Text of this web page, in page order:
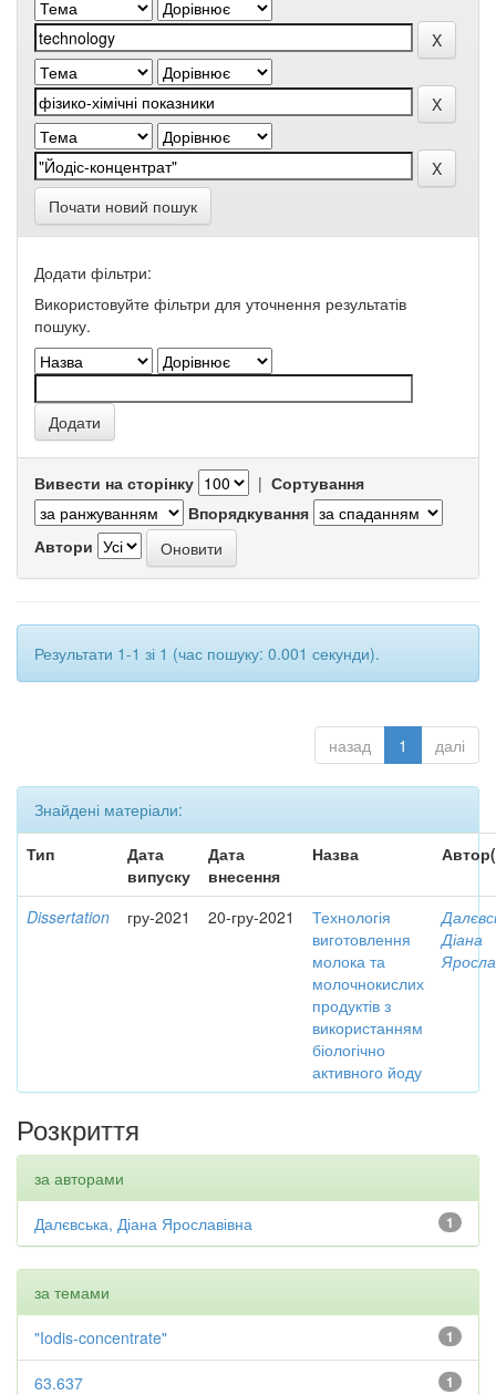
Почати новий пошук
Додати фільтри:
Використовуйте фільтри для уточнення результатів
пошуку.
Вивести на сторінку | Сортування
Впорядкування
Автори
Результати 1-1 зі 1 (час пошуку: 0.001 секунди).
назад 1 далі
Знайдені матеріали:
Тип
Дата
випуску
Дата
внесення
Назва
Dissertation гру-2021 20-гру-2021
Технологія
виготовлення
молока та
молочнокислих
продуктів з
використанням
біологічно
активного йоду
Діана
Розкриття
за авторами
1
Далєвська, Діана Ярославівна
за темами
1
"Iodis-concentrate"
1
63.637